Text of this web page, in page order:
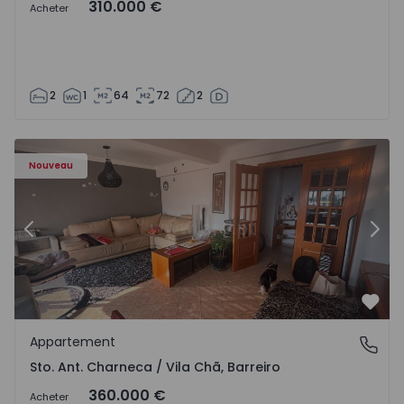
Acheter 310.000 €
2 1 64 72 2
Nouveau
- 11
Appartement T3 Barreiro, Santo António da Charneca -
Précédent
Sto. Ant. Charneca / Vila Chã, Barreiro
Appartement
Sto. Ant. Charneca / Vila Chã, Barreiro
Acheter 360.000 €